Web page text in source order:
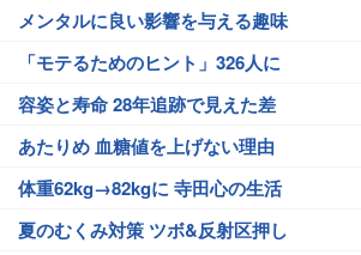
メンタルに良い影響を与える趣味
「モテるためのヒント」326人に
容姿と寿命 28年追跡で見えた差
あたりめ 血糖値を上げない理由
体重62kg→82kgに 寺田心の生活
夏のむくみ対策 ツボ&反射区押し